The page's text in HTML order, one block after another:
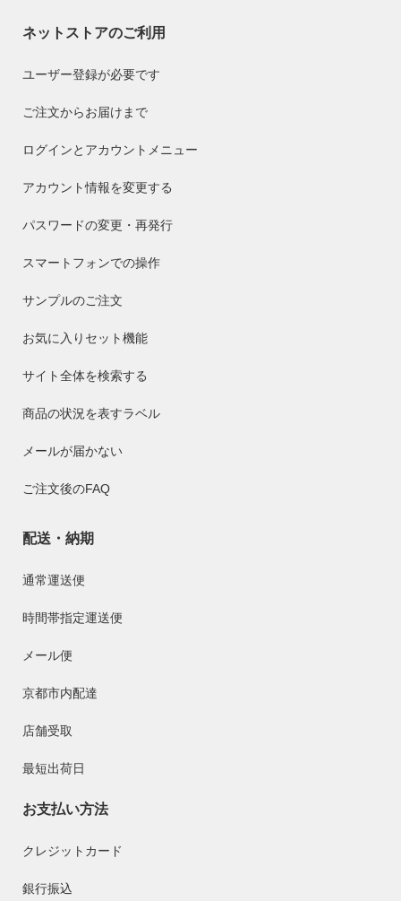
ネットストアのご利用
ユーザー登録が必要です
ご注文からお届けまで
ログインとアカウントメニュー
アカウント情報を変更する
パスワードの変更・再発行
スマートフォンでの操作
サンプルのご注文
お気に入りセット機能
サイト全体を検索する
商品の状況を表すラベル
メールが届かない
ご注文後のFAQ
配送・納期
通常運送便
時間帯指定運送便
メール便
京都市内配達
店舗受取
最短出荷日
お支払い方法
クレジットカード
銀行振込